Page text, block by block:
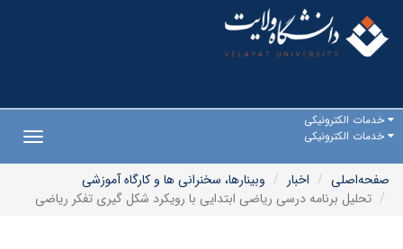
خدمات الکترونیکی
خدمات الکترونیکی
صفحه‌اصلی
اخبار
وبینارها، سخنرانی ها و کارگاه آموزشی
تحلیل برنامه درسی ریاضی ابتدایی با رویکرد شکل گیری تفکر ریاضی